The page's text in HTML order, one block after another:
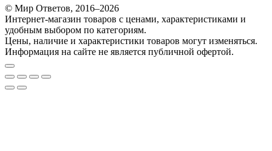
© Мир Ответов, 2016–2026
Интернет-магазин товаров с ценами, характеристиками и
удобным выбором по категориям.
Цены, наличие и характеристики товаров могут изменяться.
Информация на сайте не является публичной офертой.